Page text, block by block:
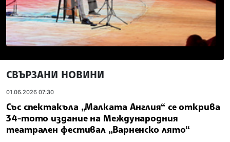
СВЪРЗАНИ НОВИНИ
01.06.2026 07:30
Със спектакъла „Малката Англия“ се открива
34-тото издание на Международния
театрален фестивал „Варненско лято“